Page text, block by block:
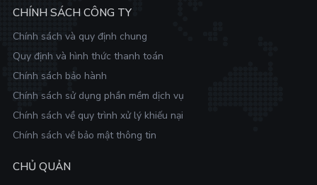
CHÍNH SÁCH CÔNG TY
Chính sách và quy định chung
Quy định và hình thức thanh toán
Chính sách bảo hành
Chính sách sử dụng phần mềm dịch vụ
Chính sách về quy trình xử lý khiếu nại
Chính sách về bảo mật thông tin
CHỦ QUẢN